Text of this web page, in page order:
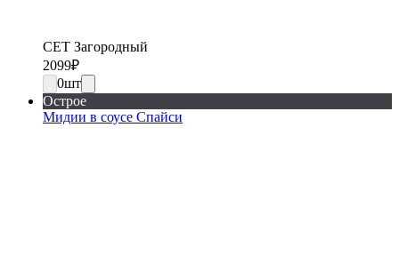
СЕТ Загородный
2099₽
0шт
Острое
Мидии в соусе Спайси